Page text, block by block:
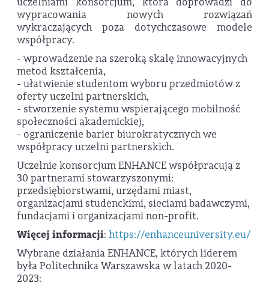
wypracowania nowych rozwiązań
wykraczających poza dotychczasowe modele
współpracy.
- wprowadzenie na szeroką skalę innowacyjnych
metod kształcenia,
- ułatwienie studentom wyboru przedmiotów z
oferty uczelni partnerskich,
- stworzenie systemu wspierającego mobilność
społeczności akademickiej,
- ograniczenie barier biurokratycznych we
współpracy uczelni partnerskich.
Uczelnie konsorcjum ENHANCE współpracują z
30 partnerami stowarzyszonymi:
przedsiębiorstwami, urzędami miast,
organizacjami studenckimi, sieciami badawczymi,
fundacjami i organizacjami non-profit.
Więcej informacji: https://enhanceuniversity.eu/
Wybrane działania ENHANCE, których liderem
była Politechnika Warszawska w latach 2020-
2023: